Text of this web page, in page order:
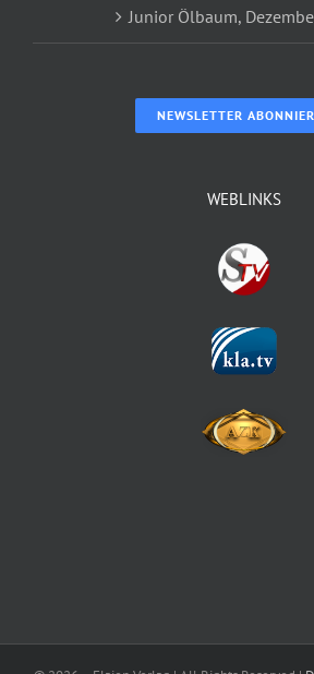
Junior Ölbaum,
NEWSLETTER
WEBLINKS